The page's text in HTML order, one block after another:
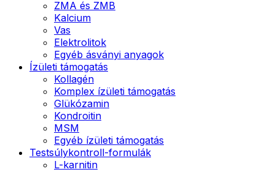
ZMA és ZMB
Kalcium
Vas
Elektrolitok
Egyéb ásványi anyagok
Ízületi támogatás
Kollagén
Komplex ízületi támogatás
Glükózamin
Kondroitin
MSM
Egyéb ízületi támogatás
Testsúlykontroll-formulák
L-karnitin